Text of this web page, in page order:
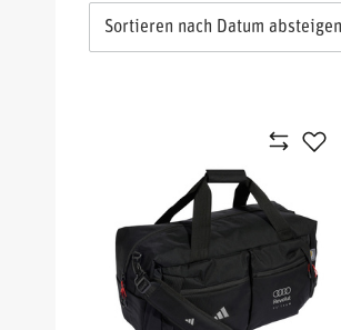
Sortieren nach Datum